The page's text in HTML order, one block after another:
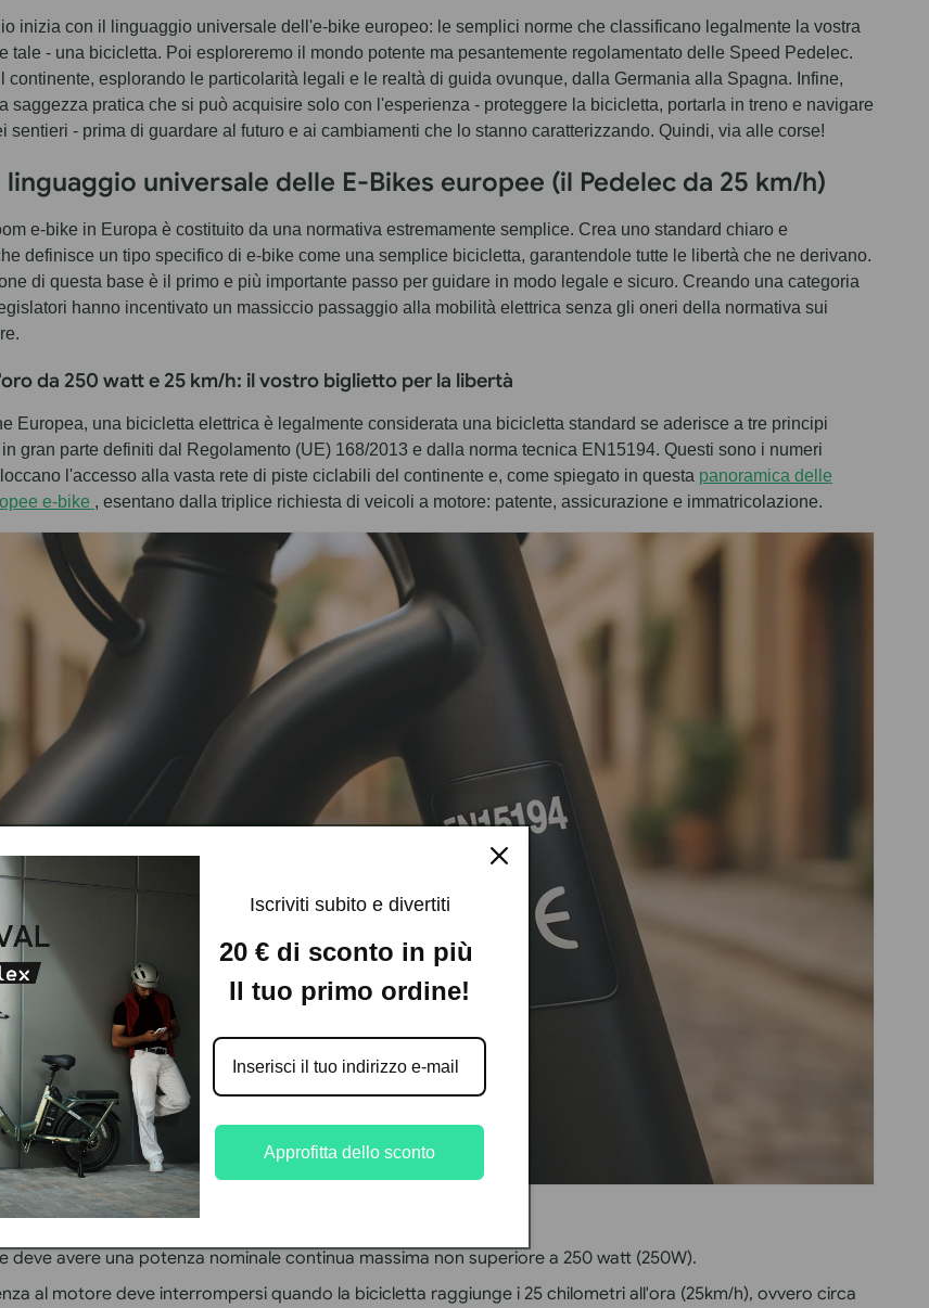
inizia con il linguaggio universale dell'e-bike europeo: le semplici norme che classificano legalmente la vostra
tale - una bicicletta. Poi esploreremo il mondo potente ma pesantemente regolamentato delle Speed Pedelec.
continente, esplorando le particolarità legali e le realtà di guida ovunque, dalla Germania alla Spagna. Infine,
saggezza pratica che si può acquisire solo con l'esperienza - proteggere la bicicletta, portarla in treno e navigare
sentieri - prima di guardare al futuro e ai cambiamenti che lo stanno caratterizzando. Quindi, via alle corse!
linguaggio universale delle E-Bikes europee (il Pedelec da 25 km/h)
e-bike in Europa è costituito da una normativa estremamente semplice. Crea uno standard chiaro e
definisce un tipo specifico di e-bike come una semplice bicicletta, garantendole tutte le libertà che ne derivano.
di questa base è il primo e più importante passo per guidare in modo legale e sicuro. Creando una categoria
hanno incentivato un massiccio passaggio alla mobilità elettrica senza gli oneri della normativa sui
da 250 watt e 25 km/h: il vostro biglietto per la libertà
Europea, una bicicletta elettrica è legalmente considerata una bicicletta standard se aderisce a tre principi
gran parte definiti dal Regolamento (UE) 168/2013 e dalla norma tecnica EN15194. Questi sono i numeri
l'accesso alla vasta rete di piste ciclabili del continente e, come spiegato in questa panoramica delle
e-bike , esentano dalla triplice richiesta di veicoli a motore: patente, assicurazione e immatricolazione.
deve avere una potenza nominale continua massima non superiore a 250 watt (250W).
al motore deve interrompersi quando la bicicletta raggiunge i 25 chilometri all'ora (25km/h), ovvero circa
Iscriviti subito e divertiti
20 € di sconto in più
Il tuo primo ordine!
Approfitta dello sconto